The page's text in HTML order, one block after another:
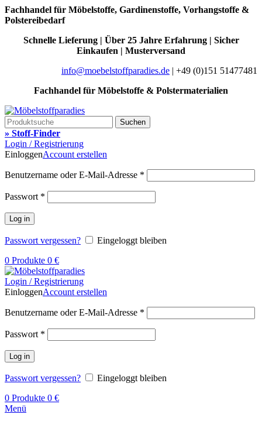
Fachhandel für Möbelstoffe, Gardinenstoffe, Vorhangstoffe &
Polstereibedarf
Schnelle Lieferung | Über 25 Jahre Erfahrung | Sicher
Einkaufen | Musterversand
info@moebelstoffparadies.de | +49 (0)151 51477481
Fachhandel für Möbelstoffe & Polstermaterialien
Suchen
» Stoff-Finder
Login / Registrierung
EinloggenAccount erstellen
Benutzername oder E-Mail-Adresse *
Passwort *
Log in
Passwort vergessen?
Eingeloggt bleiben
0 Produkte 0 €
Login / Registrierung
EinloggenAccount erstellen
Benutzername oder E-Mail-Adresse *
Passwort *
Log in
Passwort vergessen?
Eingeloggt bleiben
0 Produkte 0 €
Menü